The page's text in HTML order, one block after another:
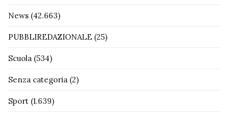
News (42.663)
PUBBLIREDAZIONALE (25)
Scuola (534)
Senza categoria (2)
Sport (1.639)